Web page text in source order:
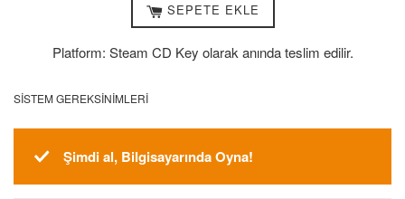
SEPETE EKLE
Platform: Steam CD Key olarak anında teslim edilir.
SISTEM GEREKSINIMLERI
Şimdi al, Bilgisayarında Oyna!